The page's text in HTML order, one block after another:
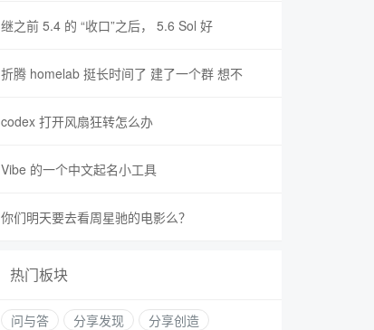
继之前 5.4 的 “收口”之后， 5.6 Sol 好
折腾 homelab 挺长时间了 建了一个群 想不
codex 打开风扇狂转怎么办
Vibe 的一个中文起名小工具
你们明天要去看周星驰的电影么？
热门板块
问与答 分享发现
分享创造